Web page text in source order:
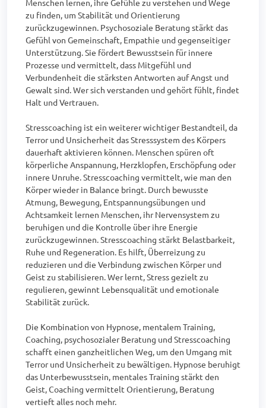
Menschen lernen, ihre Gefühle zu verstehen und Wege
zu finden, um Stabilität und Orientierung
zurückzugewinnen. Psychosoziale Beratung stärkt das
Gefühl von Gemeinschaft, Empathie und gegenseitiger
Unterstützung. Sie fördert Bewusstsein für innere
Prozesse und vermittelt, dass Mitgefühl und
Verbundenheit die stärksten Antworten auf Angst und
Gewalt sind. Wer sich verstanden und gehört fühlt, findet
Halt und Vertrauen.
Stresscoaching ist ein weiterer wichtiger Bestandteil, da
Terror und Unsicherheit das Stresssystem des Körpers
dauerhaft aktivieren können. Menschen spüren oft
körperliche Anspannung, Herzklopfen, Erschöpfung oder
innere Unruhe. Stresscoaching vermittelt, wie man den
Körper wieder in Balance bringt. Durch bewusste
Atmung, Bewegung, Entspannungsübungen und
Achtsamkeit lernen Menschen, ihr Nervensystem zu
beruhigen und die Kontrolle über ihre Energie
zurückzugewinnen. Stresscoaching stärkt Belastbarkeit,
Ruhe und Regeneration. Es hilft, Überreizung zu
reduzieren und die Verbindung zwischen Körper und
Geist zu stabilisieren. Wer lernt, Stress gezielt zu
regulieren, gewinnt Lebensqualität und emotionale
Stabilität zurück.
Die Kombination von Hypnose, mentalem Training,
Coaching, psychosozialer Beratung und Stresscoaching
schafft einen ganzheitlichen Weg, um den Umgang mit
Terror und Unsicherheit zu bewältigen. Hypnose beruhigt
das Unterbewusstsein, mentales Training stärkt den
Geist, Coaching vermittelt Orientierung, Beratung
vertieft alles noch mehr.